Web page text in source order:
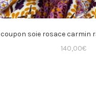
coupon soie rosace carmin
140,00€